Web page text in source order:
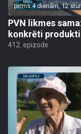
pirms 4 dienām, 12
PVN likmes
konkrēti
412. epizode